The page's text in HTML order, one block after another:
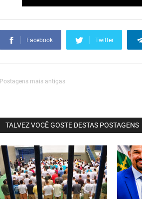
Facebook Twitter
Postagens mais antigas
TALVEZ VOCÊ GOSTE DESTAS POSTAGENS